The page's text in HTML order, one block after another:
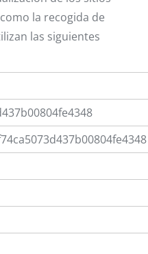
la recogida de
las siguientes